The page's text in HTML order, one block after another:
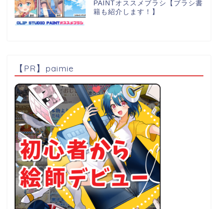
PAINTオススメブラシ【ブラシ書
籍も紹介します！】
【PR】paimie